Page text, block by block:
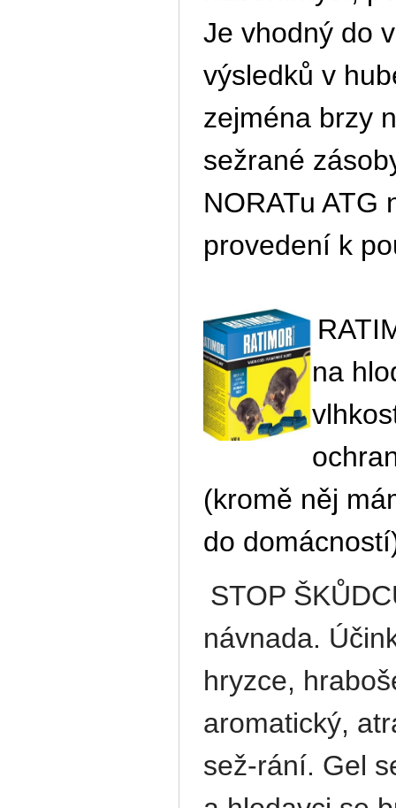
Je vhodný do
výsledků v
zejména brzy
sežrané
NORATu
provedení k
na
(kromě něj
do
STOP
návnada.
hryzce,
aromatický,
sež-rání. Gel